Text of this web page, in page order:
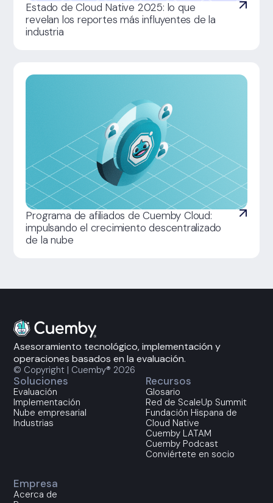
Estado de Cloud Native 2025: lo que
revelan los reportes más influyentes de la
industria
Programa de afiliados de Cuemby Cloud:
impulsando el crecimiento descentralizado
de la nube
Asesoramiento tecnológico, implementación y
operaciones basados en la evaluación.
© Copyright | Cuemby® 2026
Soluciones
Evaluación
Implementación
Nube empresarial
Industrias
Recursos
Glosario
Red de ScaleUp Summit
Fundación Hispana de
Cloud Native
Cuemby LATAM
Cuemby Podcast
Conviértete en socio
Empresa
Acerca de